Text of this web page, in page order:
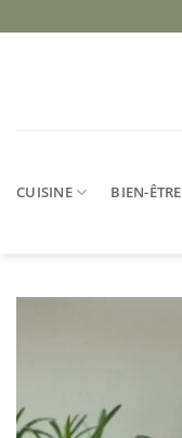
au
CUISINE BIEN-ÊTRE